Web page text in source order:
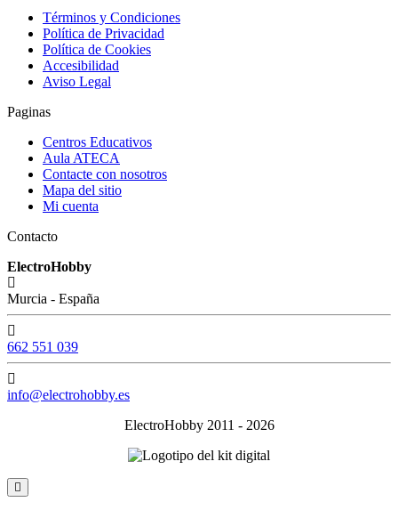
Términos y Condiciones
Política de Privacidad
Política de Cookies
Accesibilidad
Aviso Legal
Paginas
Centros Educativos
Aula ATECA
Contacte con nosotros
Mapa del sitio
Mi cuenta
Contacto
ElectroHobby
Murcia - España
662 551 039
info@electrohobby.es
ElectroHobby 2011 - 2026